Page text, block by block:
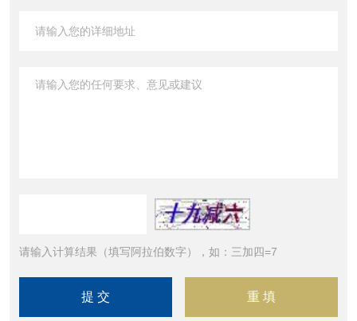
请输入计算结果（填写阿拉伯数字），如：三加四=7